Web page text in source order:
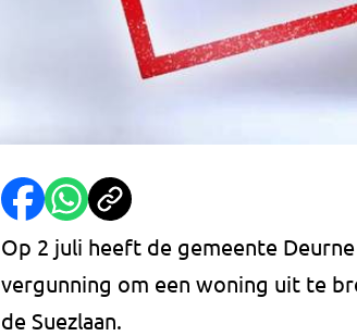
Op 2 juli heeft de gemeente
vergunning om een woning uit te
de Suezlaan.